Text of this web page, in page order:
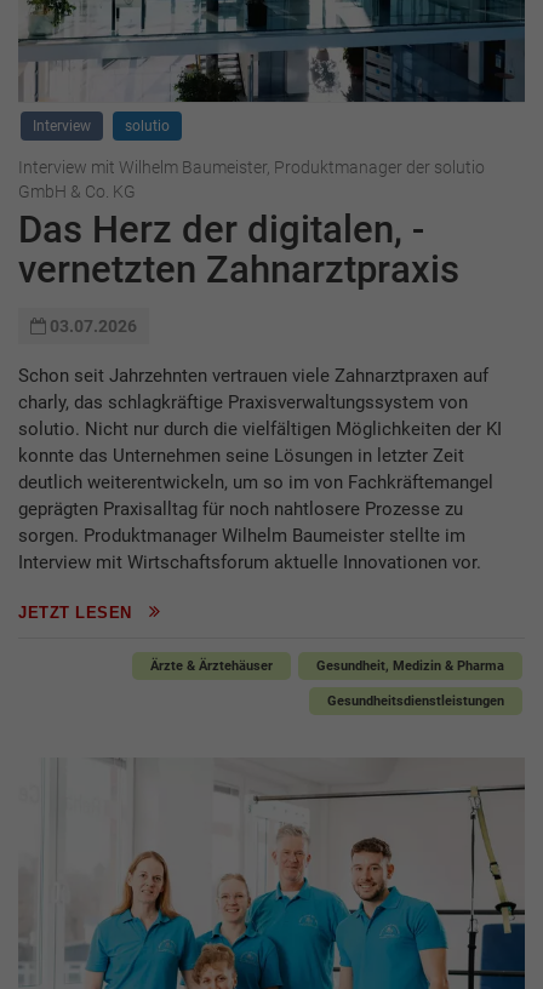
Interview solutio
Interview mit Wilhelm Baumeister, Produktmanager der solutio
GmbH & Co. KG
Das Herz der digitalen,­­ ­
vernetzten Zahnarztpraxis
03.07.2026
Schon seit Jahrzehnten vertrauen viele Zahnarztpraxen auf
charly, das schlagkräftige Praxisverwaltungssystem von
solutio. Nicht nur durch die vielfältigen Möglichkeiten der KI
konnte das Unternehmen seine Lösungen in letzter Zeit
deutlich weiterentwickeln, um so im von Fachkräftemangel
geprägten Praxisalltag für noch nahtlosere Prozesse zu
sorgen. Produktmanager Wilhelm Baumeister stellte im
Interview mit Wirtschaftsforum aktuelle Innovationen vor.
JETZT LESEN
Ärzte & Ärztehäuser Gesundheit, Medizin & Pharma
Gesundheitsdienstleistungen